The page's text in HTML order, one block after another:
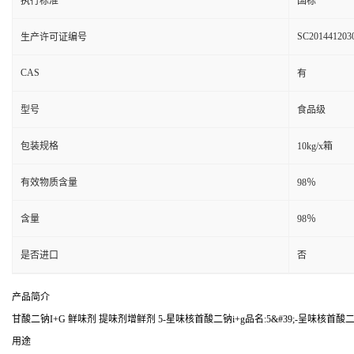
生产许可证编号
CAS 有
型号 食品级
包装规格 10kg/x箱
有效物质含量 98％
含量 98％
是否进口 否
产品简介
甘酸二钠I+G 鲜味剂 提味剂增鲜剂 5-星味核首酸二钠i+g品名:5&#39;-呈味核首酸
用途